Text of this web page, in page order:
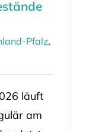
Pfalz,
läuft
am